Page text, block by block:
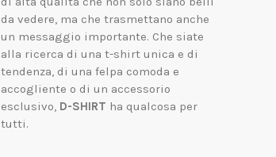
da vedere, ma che trasmettano anche
un messaggio importante. Che siate
alla ricerca di una t-shirt unica e di
tendenza, di una felpa comoda e
accogliente o di un accessorio
esclusivo, D-SHIRT ha qualcosa per
tutti.